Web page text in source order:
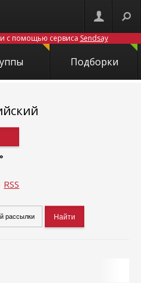
с помощью сервиса Sendsay
Подборки
RSS